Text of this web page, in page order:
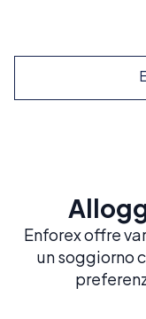
Enforex offre
un soggiorno